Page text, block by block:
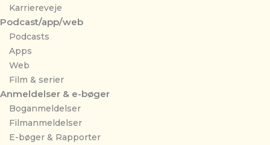
Karriereveje
Podcast/app/web
Podcasts
Apps
Web
Film & serier
Anmeldelser & e-bøger
Boganmeldelser
Filmanmeldelser
E-bøger & Rapporter